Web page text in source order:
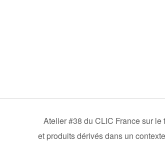
Atelier #38 du CLIC France sur
et produits dérivés dans un